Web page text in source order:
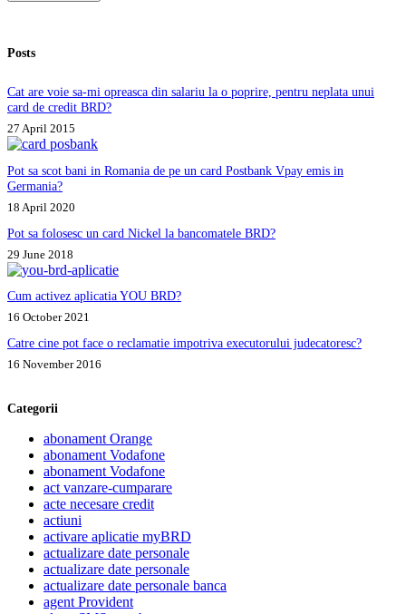
Posts
Cat are voie sa-mi opreasca din salariu la o poprire, pentru neplata unui
card de credit BRD?
27 April 2015
Pot sa scot bani in Romania de pe un card Postbank Vpay emis in
Germania?
18 April 2020
Pot sa folosesc un card Nickel la bancomatele BRD?
29 June 2018
Cum activez aplicatia YOU BRD?
16 October 2021
Catre cine pot face o reclamatie impotriva executorului judecatoresc?
16 November 2016
Categorii
abonament Orange
abonament Vodafone
abonament Vodafone
act vanzare-cumparare
acte necesare credit
actiuni
activare aplicatie myBRD
actualizare date personale
actualizare date personale
actualizare date personale banca
agent Provident